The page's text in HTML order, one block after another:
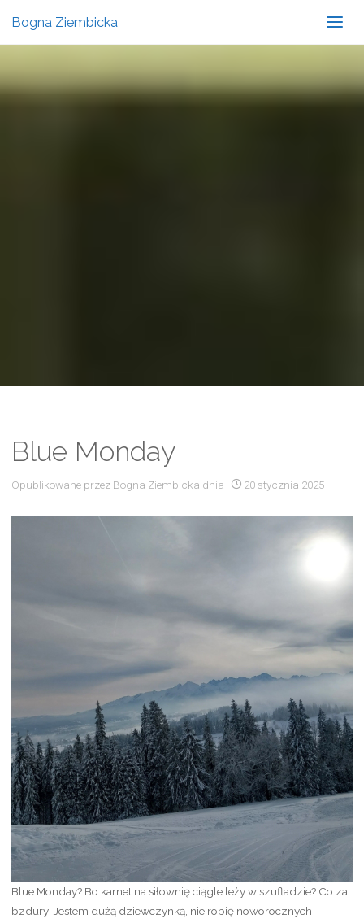
Bogna Ziembicka
Blue Monday
Opublikowane przez Bogna Ziembicka dnia 20 stycznia 2025
Blue Monday? Bo karnet na siłownię ciągle leży w szufladzie? Co za
bzdury! Jestem dużą dziewczynką, nie robię noworocznych